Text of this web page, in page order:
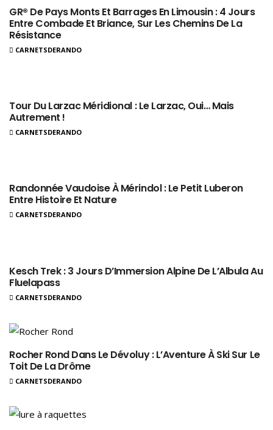
GR® De Pays Monts Et Barrages En Limousin : 4 Jours
Entre Combade Et Briance, Sur Les Chemins De La
Résistance
CARNETSDERANDO
Tour Du Larzac Méridional : Le Larzac, Oui… Mais
Autrement !
CARNETSDERANDO
Randonnée Vaudoise À Mérindol : Le Petit Luberon
Entre Histoire Et Nature
CARNETSDERANDO
Kesch Trek : 3 Jours D’Immersion Alpine De L’Albula Au
Fluelapass
CARNETSDERANDO
Rocher Rond Dans Le Dévoluy : L’Aventure À Ski Sur Le
Toit De La Drôme
CARNETSDERANDO